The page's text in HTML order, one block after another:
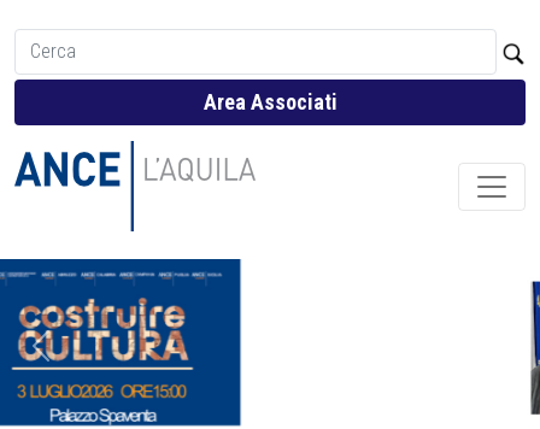
Area Associati
Previous